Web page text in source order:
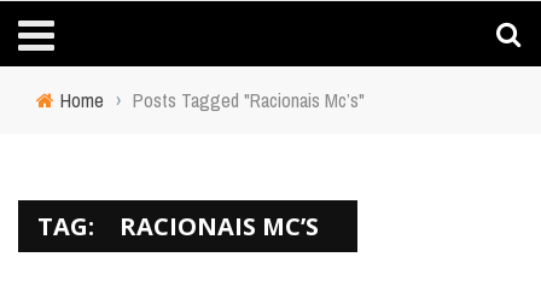
Home › Posts Tagged "Racionais Mc’s"
TAG: RACIONAIS MC’S